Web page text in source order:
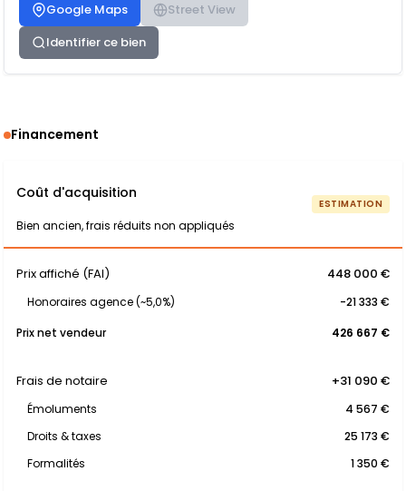
Google Maps
Street View
Identifier ce bien
Financement
Coût d'acquisition
Bien ancien, frais réduits non appliqués
ESTIMATION
Prix affiché (FAI) 448 000 €
Honoraires agence (~5,0%)
-21 333 €
Prix net vendeur
426 667 €
Frais de notaire +31 090 €
Émoluments
4 567 €
Droits & taxes
25 173 €
Formalités
1 350 €